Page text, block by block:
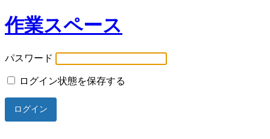
作業スペース
パスワード
ログイン状態を保存する